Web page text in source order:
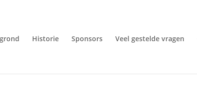
Historie Sponsors Veel gestelde vragen